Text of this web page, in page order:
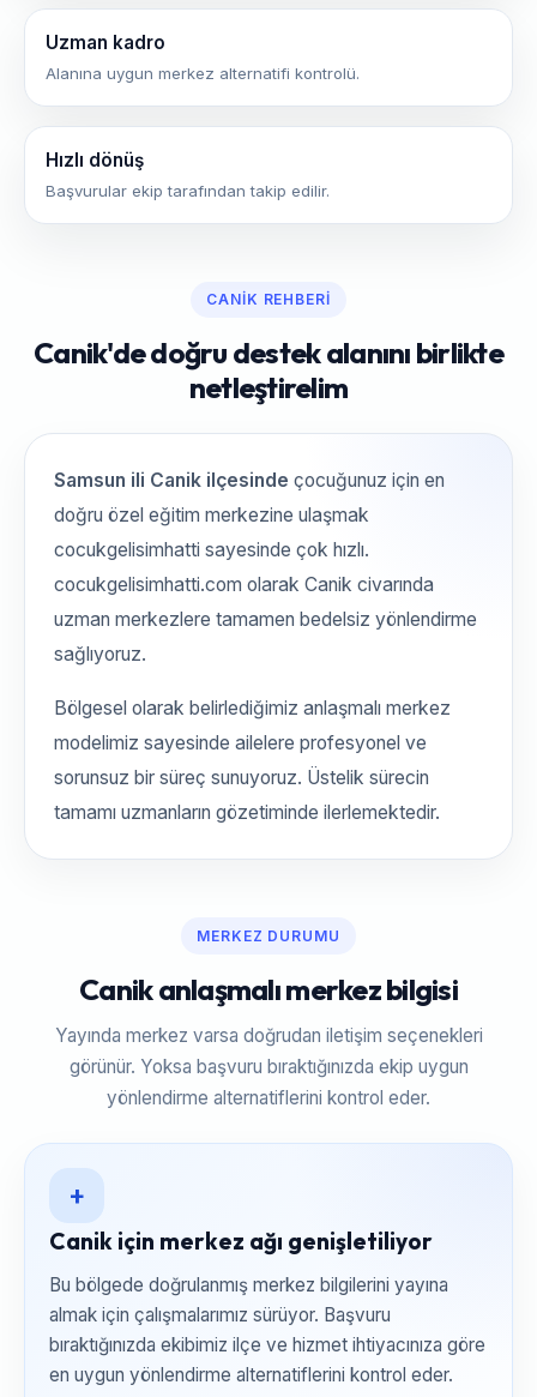
Uzman kadro
Alanına uygun merkez alternatifi kontrolü.
Hızlı dönüş
Başvurular ekip tarafından takip edilir.
CANIK REHBERI
Canik'de doğru destek alanını birlikte
netleştirelim
Samsun ili Canik ilçesinde çocuğunuz için en
doğru özel eğitim merkezine ulaşmak
cocukgelisimhatti sayesinde çok hızlı.
cocukgelisimhatti.com olarak Canik civarında
uzman merkezlere tamamen bedelsiz yönlendirme
sağlıyoruz.
Bölgesel olarak belirlediğimiz anlaşmalı merkez
modelimiz sayesinde ailelere profesyonel ve
sorunsuz bir süreç sunuyoruz. Üstelik sürecin
tamamı uzmanların gözetiminde ilerlemektedir.
MERKEZ DURUMU
Canik anlaşmalı merkez bilgisi
Yayında merkez varsa doğrudan iletişim seçenekleri
görünür. Yoksa başvuru bıraktığınızda ekip uygun
yönlendirme alternatiflerini kontrol eder.
+
Canik için merkez ağı genişletiliyor
Bu bölgede doğrulanmış merkez bilgilerini yayına
almak için çalışmalarımız sürüyor. Başvuru
bıraktığınızda ekibimiz ilçe ve hizmet ihtiyacınıza göre
en uygun yönlendirme alternatiflerini kontrol eder.